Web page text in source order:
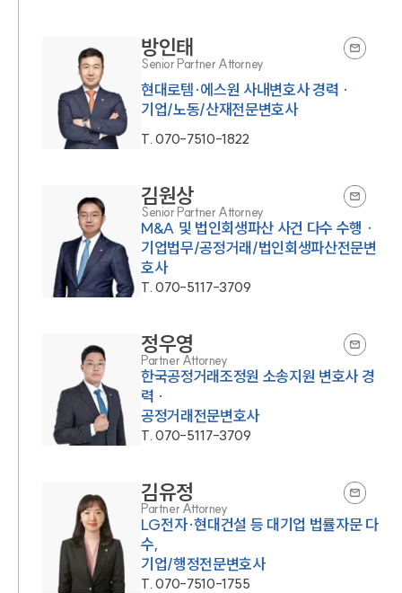
방인태
Senior Partner Attorney
현대로템·에스원 사내변호사 경력 ·
기업/노동/산재전문변호사
T.070-7510-1822
김원상
Senior Partner Attorney
M&A 및 법인회생파산 사건 다수 수행 ·
기업법무/공정거래/법인회생파산전문변
호사
T.070-5117-3709
정우영
Partner Attorney
한국공정거래조정원 소송지원 변호사 경
력 ·
공정거래전문변호사
T.070-5117-3709
김유정
Partner Attorney
LG전자·현대건설 등 대기업 법률자문 다
수,
기업/행정전문변호사
T.070-7510-1755